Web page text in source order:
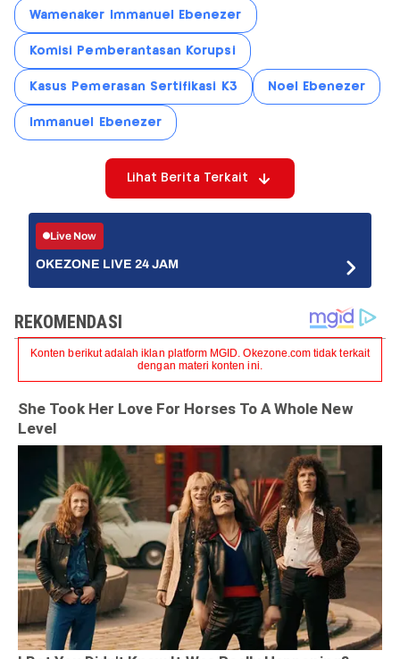
Wamenaker Immanuel Ebenezer
Komisi Pemberantasan Korupsi
Kasus Pemerasan Sertifikasi K3 Noel Ebenezer
Immanuel Ebenezer
Lihat Berita Terkait
Live Now
OKEZONE LIVE 24 JAM